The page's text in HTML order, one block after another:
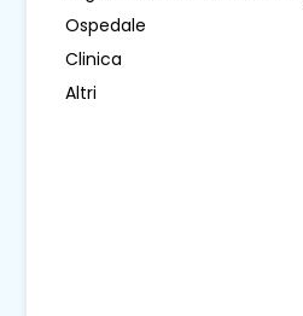
Ospedale
Clinica
Altri